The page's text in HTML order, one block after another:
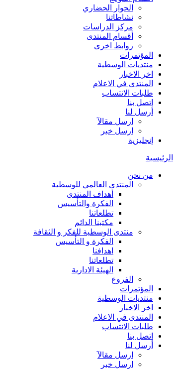
الحوار الحضاري
نشاطاتنا
مركز الدراسات
أقسام المنتدى
روابط اخرى
المؤتمرات
منتديات الوسطية
اخر الاخبار
المنتدى في الاعلام
طلبات الانتساب
اتصل بنا
أرسل لنا
ارسل مقالآ
ارسل خبر
إنجليزية
الرئيسية
من نحن
المنتدى العالمي للوسطية
أهداف المنتدى
الفكرة والتأسيس
تطلعاتنا
مكتبنا الدائم
منتدى الوسطية للفكر و الثقافة
الفكرة و التأسيس
اهدافنا
تطلعاتنا
الهيئة الادارية
الفروع
المؤتمرات
منتديات الوسطية
اخر الاخبار
المنتدى في الاعلام
طلبات الانتساب
اتصل بنا
أرسل لنا
ارسل مقالآ
ارسل خبر